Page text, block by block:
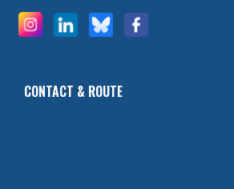
CONTACT & ROUTE